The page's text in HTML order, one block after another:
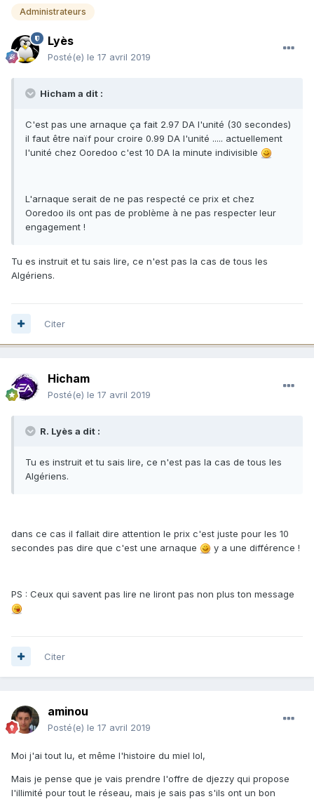
Administrateurs
Lyès
Posté(e) le 17 avril 2019
Hicham a dit :
C'est pas une arnaque ça fait 2.97 DA l'unité (30 secondes)
il faut être naïf pour croire 0.99 DA l'unité ..... actuellement
l'unité chez Ooredoo c'est 10 DA la minute indivisible
L'arnaque serait de ne pas respecté ce prix et chez
Ooredoo ils ont pas de problème à ne pas respecter leur
engagement !
Tu es instruit et tu sais lire, ce n'est pas la cas de tous les
Algériens.
Citer
Hicham
Posté(e) le 17 avril 2019
R. Lyès a dit :
Tu es instruit et tu sais lire, ce n'est pas la cas de tous les
Algériens.
dans ce cas il fallait dire attention le prix c'est juste pour les 10
secondes pas dire que c'est une arnaque
y a une différence !
PS : Ceux qui savent pas lire ne liront pas non plus ton message
Citer
aminou
Posté(e) le 17 avril 2019
Moi j'ai tout lu, et même l'histoire du miel lol,
Mais je pense que je vais prendre l'offre de djezzy qui propose
l'illimité pour tout le réseau, mais je sais pas s'ils ont un bon